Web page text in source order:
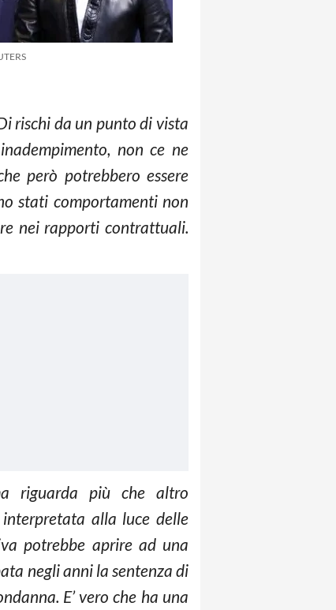
rischi da un punto di vista
non ce ne
però potrebbero essere
stati comportamenti non
nei rapporti contrattuali.
riguarda più che altro
interpretata alla luce delle
potrebbe aprire ad una
negli anni la sentenza di
E’ vero che ha una